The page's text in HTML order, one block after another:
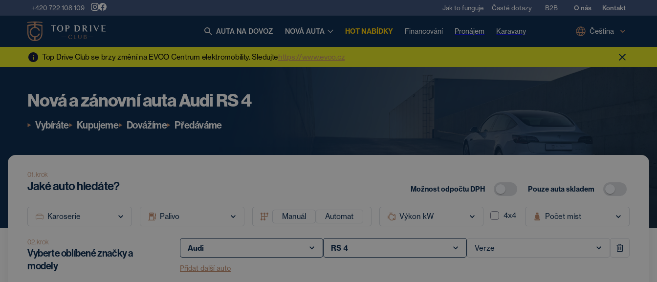
+420 722 108 109 Jak to funguje Časté dotazy B2B O nás Kontakt
AUTA NA DOVOZ NOVÁ AUTA HOT NABÍDKY Financování Pronájem Karavany Čeština
Top Drive Club se brzy změní na EVOO Centrum elektromobility. Sledujtehttps://www.evoo.cz
Nová a zánovní auta Audi RS 4
Vybíráte Kupujeme Dovážíme Předáváme
01. krok
Jaké auto hledáte? Možnost odpočtu DPH Pouze auta skladem
Karoserie Palivo Manuál Automat Výkon kW 4x4 Počet míst
02. krok
Vyberte oblíbené značky a
modely
Přidat další auto